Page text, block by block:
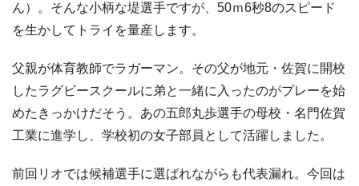
ん）。そんな小柄な堤選手ですが、50ｍ6秒8のスピード
を生かしてトライを量産します。
父親が体育教師でラガーマン。その父が地元・佐賀に開校
したラグビースクールに弟と一緒に入ったのがプレーを始
めたきっかけだそう。あの五郎丸歩選手の母校・名門佐賀
工業に進学し、学校初の女子部員として活躍しました。
前回リオでは候補選手に選ばれながらも代表漏れ。今回は